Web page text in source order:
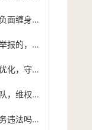
处置才是正解
才能有效维权？
誉的生命线
暗藏风险？
正确举报？